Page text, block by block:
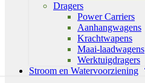
Dragers
Power Carriers
Aanhangwagens
Krachtwapens
Maai-laadwagens
Werktuigdragers
Stroom en Watervoorziening